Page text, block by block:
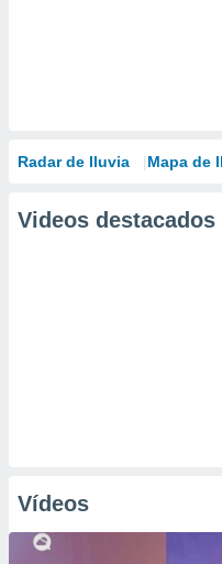
Radar de lluvia Mapa de
Videos destacados
Vídeos